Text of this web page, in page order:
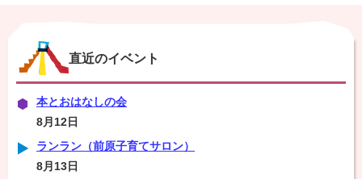
直近のイベント
本とおはなしの会
8月12日
ランラン（前原子育てサロン）
8月13日